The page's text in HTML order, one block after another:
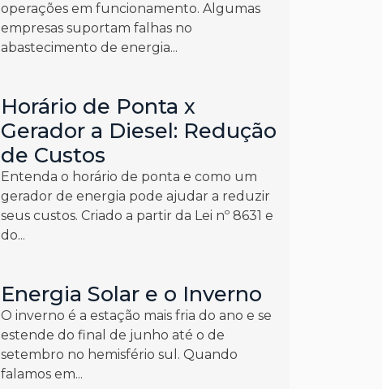
operações em funcionamento. Algumas
empresas suportam falhas no
abastecimento de energia...
Horário de Ponta x
Gerador a Diesel: Redução
de Custos
Entenda o horário de ponta e como um
gerador de energia pode ajudar a reduzir
seus custos. Criado a partir da Lei nº 8631 e
do...
Energia Solar e o Inverno
O inverno é a estação mais fria do ano e se
estende do final de junho até o de
setembro no hemisfério sul. Quando
falamos em...